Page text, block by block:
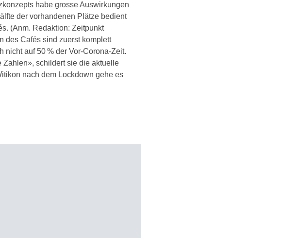
habe grosse Auswirkungen
der vorhandenen Plätze bedient
(Anm. Redaktion: Zeitpunkt
des Cafés sind zuerst komplett
nicht auf 50 % der Vor-Corona-Zeit.
Zahlen», schildert sie die aktuelle
nach dem Lockdown gehe es